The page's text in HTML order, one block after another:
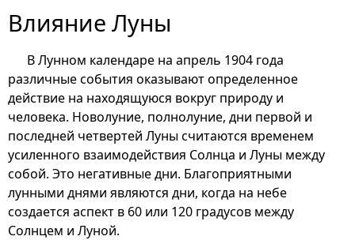
Влияние Луны
В Лунном календаре на апрель 1904 года
различные события оказывают определенное
действие на находящуюся вокруг природу и
человека. Новолуние, полнолуние, дни первой и
последней четвертей Луны считаются временем
усиленного взаимодействия Солнца и Луны между
собой. Это негативные дни. Благоприятными
лунными днями являются дни, когда на небе
создается аспект в 60 или 120 градусов между
Солнцем и Луной.